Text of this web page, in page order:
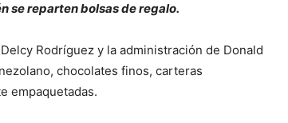
se reparten bolsas de regalo.
Rodríguez y la administración de Donald
chocolates finos, carteras
empaquetadas.